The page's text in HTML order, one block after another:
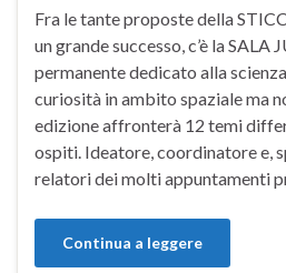
Fra le tante proposte della
un grande successo, c’è la SALA
permanente dedicato alla
curiosità in ambito spaziale ma
edizione affronterà 12 temi
ospiti. Ideatore, coordinatore e,
relatori dei molti appuntamenti
Continua a leggere